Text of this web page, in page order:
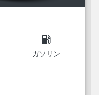
local_gas_station
ガソリン